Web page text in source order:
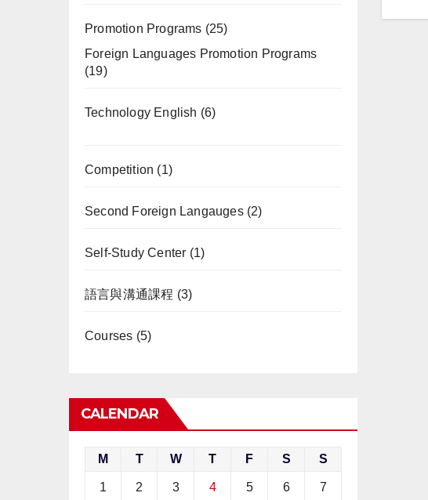
Promotion Programs (25)
Foreign Languages Promotion Programs
(19)
Technology English (6)
Competition (1)
Second Foreign Langauges(2)
Self-Study Center (1)
語言與溝通課程 (3)
Courses (5)
CALENDAR
M T W T F S S
1 2 3 4 5 6 7